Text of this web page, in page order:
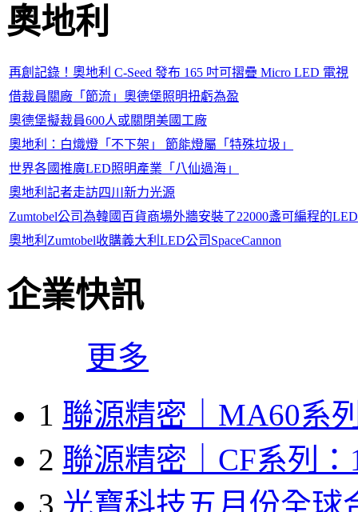
奧地利
再創記錄！奧地利 C-Seed 發布 165 吋可摺疊 Micro LED 電視
借裁員關廠「節流」奧德堡照明扭虧為盈
奧德堡擬裁員600人或關閉美國工廠
奧地利：白熾燈「不下架」 節能燈屬「特殊垃圾」
世界各國推廣LED照明產業「八仙過海」
奧地利記者走訪四川新力光源
Zumtobel公司為韓國百貨商場外牆安裝了22000盞可編程的
奧地利Zumtobel收購義大利LED公司SpaceCannon
企業快訊
更多
1 聯源精密｜MA60系
2 聯源精密｜CF系列：
3 光寶科技五月份全球